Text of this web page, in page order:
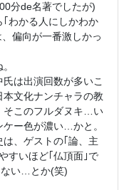
分de名著でしたが)
わかる人にしかわか
偏向が一番激しかっ
氏は出演回数が多いこ
本文化ナンチャラの教
そこのフルダヌキ…い
ー色が濃い…かと。
、ゲストの｢論、主
すいほど｢仏頂面｣で
い…とか(笑)